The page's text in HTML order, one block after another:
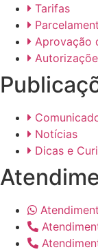
Tarifas
Aprovação
Notícias
Dicas e